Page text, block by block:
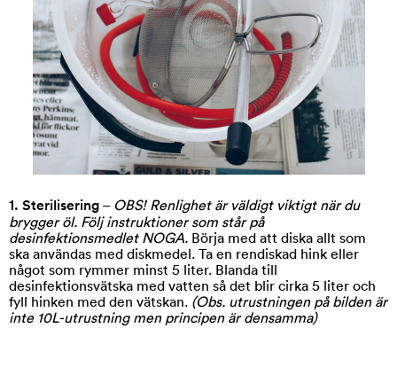
1. Sterilisering – OBS! Renlighet är väldigt viktigt när du
brygger öl. Följ instruktioner som står på
desinfektionsmedlet NOGA. Börja med att diska allt som
ska användas med diskmedel. Ta en rendiskad hink eller
något som rymmer minst 5 liter. Blanda till
desinfektionsvätska med vatten så det blir cirka 5 liter och
fyll hinken med den vätskan. (Obs. utrustningen på bilden är
inte 10L-utrustning men principen är densamma)